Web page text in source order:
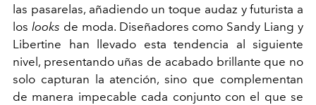
las pasarelas, añadiendo un toque audaz y futurista a
los looks de moda. Diseñadores como Sandy Liang y
Libertine han llevado esta tendencia al siguiente
nivel, presentando uñas de acabado brillante que no
solo capturan la atención, sino que complementan
de manera impecable cada conjunto con el que se